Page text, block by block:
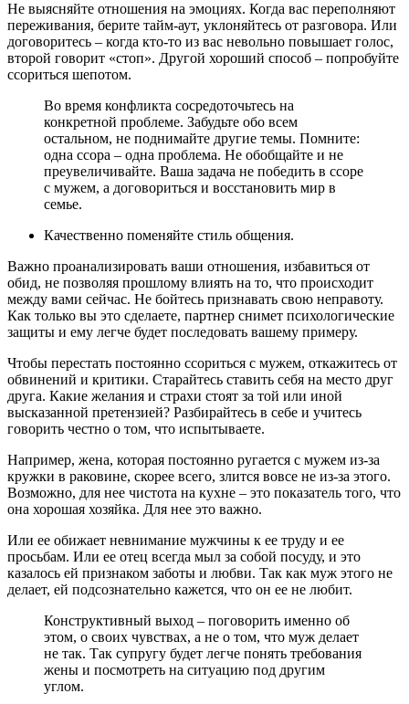
Не выясняйте отношения на эмоциях. Когда вас переполняют
переживания, берите тайм-аут, уклоняйтесь от разговора. Или
договоритесь – когда кто-то из вас невольно повышает голос,
второй говорит «стоп». Другой хороший способ – попробуйте
ссориться шепотом.
Во время конфликта сосредоточьтесь на
конкретной проблеме. Забудьте обо всем
остальном, не поднимайте другие темы. Помните:
одна ссора – одна проблема. Не обобщайте и не
преувеличивайте. Ваша задача не победить в ссоре
с мужем, а договориться и восстановить мир в
семье.
Качественно поменяйте стиль общения.
Важно проанализировать ваши отношения, избавиться от
обид, не позволяя прошлому влиять на то, что происходит
между вами сейчас. Не бойтесь признавать свою неправоту.
Как только вы это сделаете, партнер снимет психологические
защиты и ему легче будет последовать вашему примеру.
Чтобы перестать постоянно ссориться с мужем, откажитесь от
обвинений и критики. Старайтесь ставить себя на место друг
друга. Какие желания и страхи стоят за той или иной
высказанной претензией? Разбирайтесь в себе и учитесь
говорить честно о том, что испытываете.
Например, жена, которая постоянно ругается с мужем из-за
кружки в раковине, скорее всего, злится вовсе не из-за этого.
Возможно, для нее чистота на кухне – это показатель того, что
она хорошая хозяйка. Для нее это важно.
Или ее обижает невнимание мужчины к ее труду и ее
просьбам. Или ее отец всегда мыл за собой посуду, и это
казалось ей признаком заботы и любви. Так как муж этого не
делает, ей подсознательно кажется, что он ее не любит.
Конструктивный выход – поговорить именно об
этом, о своих чувствах, а не о том, что муж делает
не так. Так супругу будет легче понять требования
жены и посмотреть на ситуацию под другим
углом.